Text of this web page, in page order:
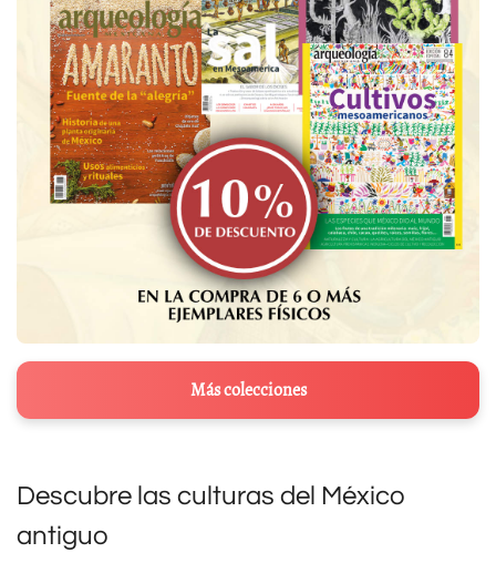
Más colecciones
Descubre las culturas del México
antiguo